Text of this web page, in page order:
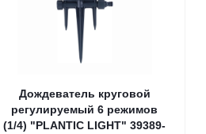
Дождеватель круговой
регулируемый 6 режимов
(1/4) "PLANTIC LIGHT" 39389-